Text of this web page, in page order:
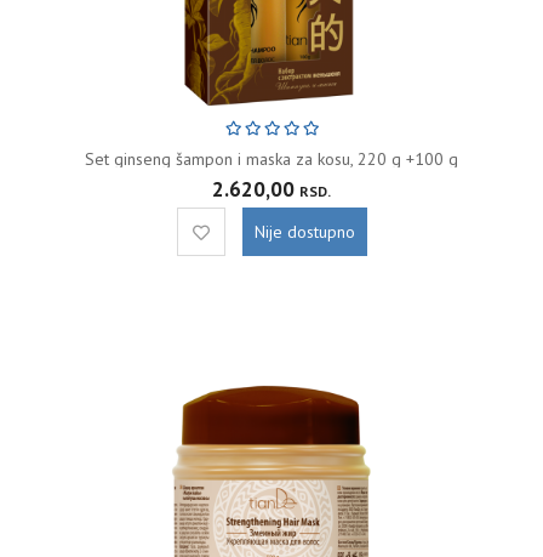
Set ginseng šampon i maska za kosu, 220 g +100 g
2.620,00 RSD.
Nije dostupno